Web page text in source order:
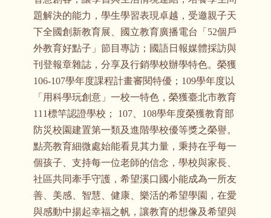
題解決的能力，學生學習表現卓越，受邀親子天
下全國創新教育展、國立教育廣播電台「52個戶
外教育好點子」節目專訪；國語日報媒體採訪與
刊登報章雜誌，分享及行銷學校辦學特色。榮獲
106-107學年度課程計畫審閱特優；109學年度以
「用科學玩創意」一校一特色，榮獲臺北市教育
111標竿認證學校； 107、108學年度榮獲教育部
防災校園建置第一類及進階學校優等獎之榮譽。
點亮教育細微處始能看見其力量，秉持在乎每一
個孩子、支持每一位老師的信念，學校與家長、
社區共同牽手守護，希望溪口國小能成為一所友
善、美感、智慧、健康、樂活的希望學園，在愛
與感動中揚起幸福之帆，讓教育的想像及希望與